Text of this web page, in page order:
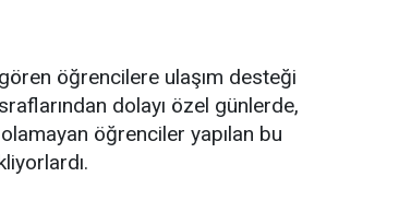
öğrencilere ulaşım desteği
dolayı özel günlerde,
öğrenciler yapılan bu